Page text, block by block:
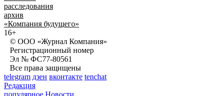
расследования
архив
«Компания будущего»
16+
© ООО «Журнал Компания»
Регистрационный номер
Эл № ФС77-80561
Все права защищены
telegram дзен вконтакте tenchat
Редакция
популярное Новости